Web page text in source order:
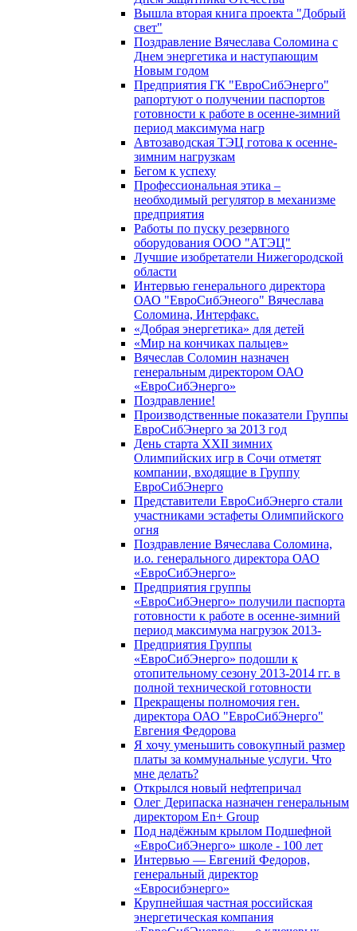
Вышла вторая книга проекта "Добрый
свет"
Поздравление Вячеслава Соломина с
Днем энергетика и наступающим
Новым годом
Предприятия ГК "ЕвроСибЭнерго"
рапортуют о получении паспортов
готовности к работе в осенне-зимний
период максимума нагр
Автозаводская ТЭЦ готова к осенне-
зимним нагрузкам
Бегом к успеху
Профессиональная этика –
необходимый регулятор в механизме
предприятия
Работы по пуску резервного
оборудования ООО "АТЭЦ"
Лучшие изобретатели Нижегородской
области
Интервью генерального директора
ОАО "ЕвроСибЭнеого" Вячеслава
Соломина, Интерфакс.
«Добрая энергетика» для детей
«Мир на кончиках пальцев»
Вячеслав Соломин назначен
генеральным директором ОАО
«ЕвроСибЭнерго»
Поздравление!
Производственные показатели Группы
ЕвроСибЭнерго за 2013 год
День старта XXII зимних
Олимпийских игр в Сочи отметят
компании, входящие в Группу
ЕвроСибЭнерго
Представители ЕвроСибЭнерго стали
участниками эстафеты Олимпийского
огня
Поздравление Вячеслава Соломина,
и.о. генерального директора ОАО
«ЕвроСибЭнерго»
Предприятия группы
«ЕвроСибЭнерго» получили паспорта
готовности к работе в осенне-зимний
период максимума нагрузок 2013-
Предприятия Группы
«ЕвроСибЭнерго» подошли к
отопительному сезону 2013-2014 гг. в
полной технической готовности
Прекращены полномочия ген.
директора ОАО "ЕвроСибЭнерго"
Евгения Федорова
Я хочу уменьшить совокупный размер
платы за коммунальные услуги. Что
мне делать?
Открылся новый нефтепричал
Олег Дерипаска назначен генеральным
директором En+ Group
Под надёжным крылом Подшефной
«ЕвроСибЭнерго» школе - 100 лет
Интервью — Евгений Федоров,
генеральный директор
«Евросибэнерго»
Крупнейшая частная российская
энергетическая компания